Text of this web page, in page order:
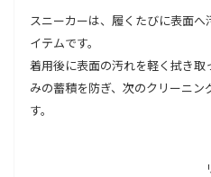
スニーカーは、履くたびに表面
イテムです。
着用後に表面の汚れを軽く拭き取
みの蓄積を防ぎ、次のクリーニン
す。